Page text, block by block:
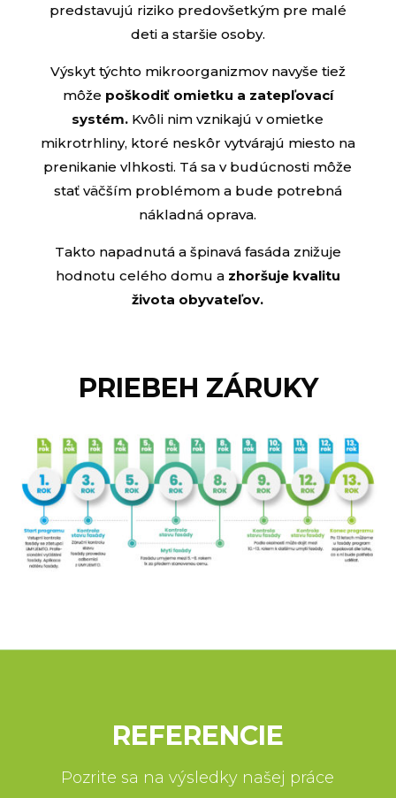
predstavujú riziko predovšetkým pre malé
deti a staršie osoby.
Výskyt týchto mikroorganizmov navyše tiež
môže poškodiť omietku a zatepľovací
systém. Kvôli nim vznikajú v omietke
mikrotrhliny, ktoré neskôr vytvárajú miesto na
prenikanie vlhkosti. Tá sa v budúcnosti môže
stať väčším problémom a bude potrebná
nákladná oprava.
Takto napadnutá a špinavá fasáda znižuje
hodnotu celého domu a zhoršuje kvalitu
života obyvateľov.
PRIEBEH ZÁRUKY
REFERENCIE
Pozrite sa na výsledky našej práce